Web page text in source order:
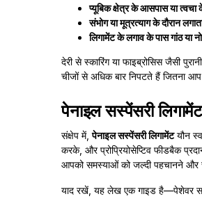
प्यूबिक क्षेत्र के आसपास या त्वचा
संभोग या मूत्रत्याग के दौरान
लिगामेंट के लगाव के पास गांठ या
देरी से स्कारिंग या फाइब्रोसिस जैसी
चीजों से अधिक बार निपटते हैं जितना
पेनाइल सस्पेंसरी
संक्षेप में,पेनाइल सस्पेंसरी लिगामेंटयौन
करके, और प्रोप्रियोसेप्टिव फीडबैक
आपको समस्याओं को जल्दी पहचानने और
याद रखें, यह लेख एक गाइड है—पेशेवर